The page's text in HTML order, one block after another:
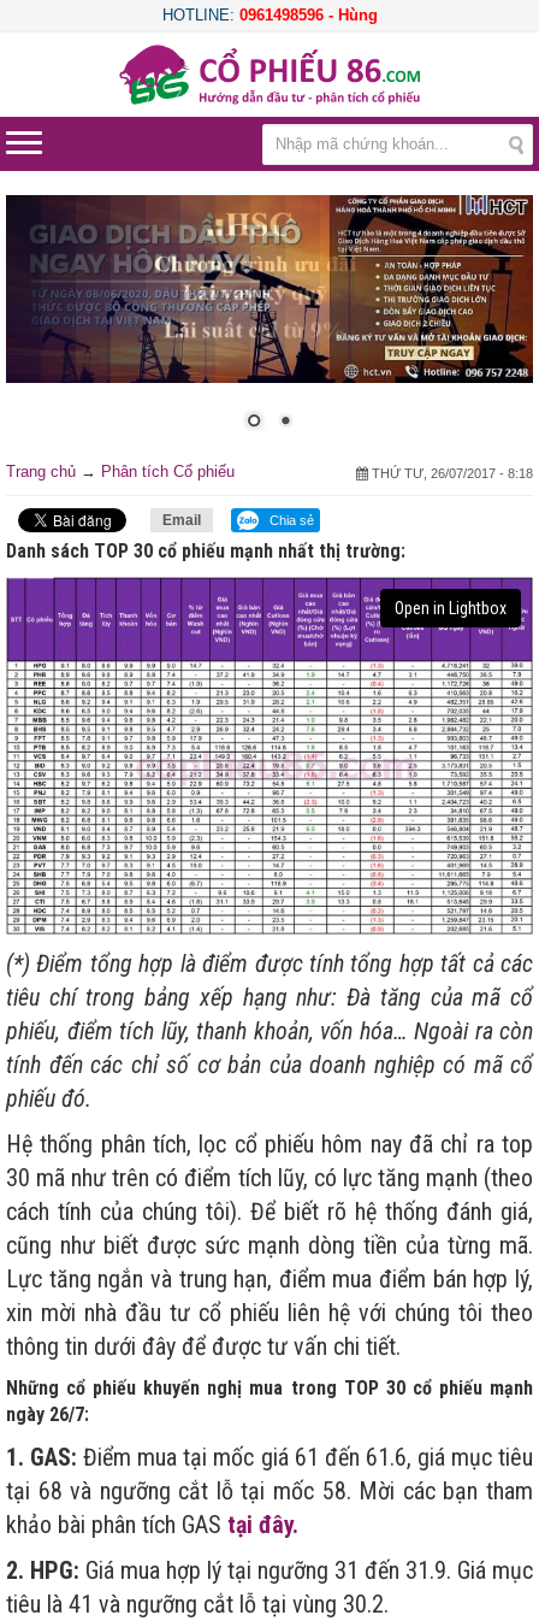
HOTLINE: 0961498596 - Hùng
Trang chủ → Phân tích Cổ phiếu THỨ TƯ, 26/07/2017 - 8:18
Email Chia sẻ
Danh sách TOP 30 cổ phiếu mạnh nhất thị trường:
Open in Lightbox
(*) Điểm tổng hợp là điểm được tính tổng hợp tất cả các
tiêu chí trong bảng xếp hạng như: Đà tăng của mã cổ
phiếu, điểm tích lũy, thanh khoản, vốn hóa… Ngoài ra còn
tính đến các chỉ số cơ bản của doanh nghiệp có mã cổ
phiếu đó.
Hệ thống phân tích, lọc cổ phiếu hôm nay đã chỉ ra top
30 mã như trên có điểm tích lũy, có lực tăng mạnh (theo
cách tính của chúng tôi). Để biết rõ hệ thống đánh giá,
cũng như biết được sức mạnh dòng tiền của từng mã.
Lực tăng ngắn và trung hạn, điểm mua điểm bán hợp lý,
xin mời nhà đầu tư cổ phiếu liên hệ với chúng tôi theo
thông tin dưới đây để được tư vấn chi tiết.
Những cổ phiếu khuyến nghị mua trong TOP 30 cổ phiếu mạnh
ngày 26/7:
1. GAS:Điểm mua tại mốc giá 61 đến 61.6, giá mục tiêu
tại 68 và ngưỡng cắt lỗ tại mốc 58. Mời các bạn tham
khảo bài phân tích GAS tại đây.
2. HPG: Giá mua hợp lý tại ngưỡng 31 đến 31.9. Giá mục
tiêu là 41 và ngưỡng cắt lỗ tại vùng 30.2.